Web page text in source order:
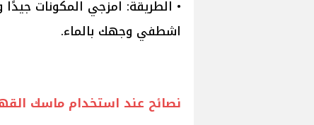
اشطفي وجهك بالماء.
نصائح عند استخدام ماسك